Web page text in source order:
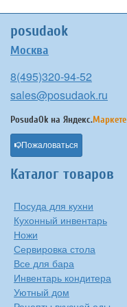
posudaok
Москва
8(495)320-94-52
sales@posudaok.ru
PosudaOk на Яндекс.Маркете
Пожаловаться
Каталог товаров
Посуда для кухни
Кухонный инвентарь
Ножи
Сервировка стола
Все для бара
Инвентарь кондитера
Уютный дом